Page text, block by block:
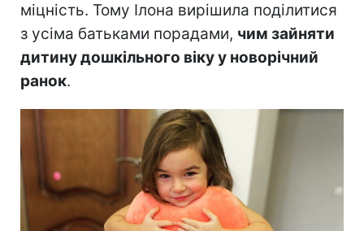
міцність. Тому Ілона вирішила поділитися
з усіма батьками порадами, чим зайняти
дитину дошкільного віку у новорічний
ранок.